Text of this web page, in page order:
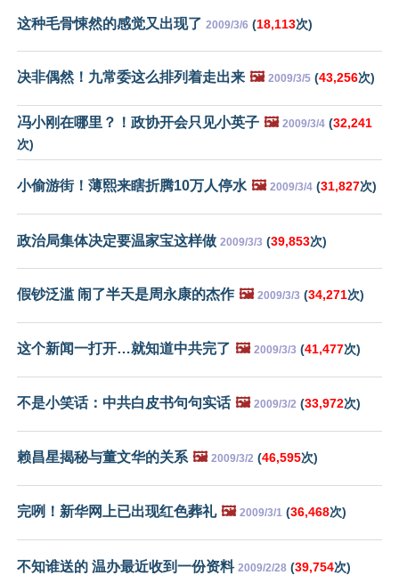
这种毛骨悚然的感觉又出现了 2009/3/6 (18,113次)
决非偶然！九常委这么排列着走出来 🖼️ 2009/3/5 (43,256次)
冯小刚在哪里？！政协开会只见小英子 🖼️ 2009/3/4 (32,241
次)
小偷游街！薄熙来瞎折腾10万人停水 🖼️ 2009/3/4 (31,827次)
政治局集体决定要温家宝这样做 2009/3/3 (39,853次)
假钞泛滥 闹了半天是周永康的杰作 🖼️ 2009/3/3 (34,271次)
这个新闻一打开…就知道中共完了 🖼️ 2009/3/3 (41,477次)
不是小笑话：中共白皮书句句实话 🖼️ 2009/3/2 (33,972次)
赖昌星揭秘与董文华的关系 🖼️ 2009/3/2 (46,595次)
完咧！新华网上已出现红色葬礼 🖼️ 2009/3/1 (36,468次)
不知谁送的 温办最近收到一份资料 2009/2/28 (39,754次)